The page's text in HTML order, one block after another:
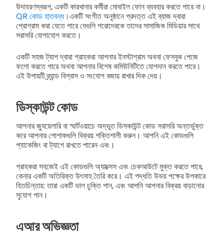
উদাহরণস্বরূপ, একটি কারখানার কর্মীরা মোবাইল ফোন ব্যবহার করতে পারে না।
QR কোড হাতবন্ধ।একটি সংগীত অনুষ্ঠানে প্রদত্ত এই ব্যাজ দ্বারা
প্রোগ্রাম করা যেতে পারে যেগুলি পরোদেরকে তাদের সামাজিক মিডিয়ার সাথে
সরাসরি যোগাযোগ করতে।
একটি সহজ ট্যাপ দ্বারা গ্রাহকরা আপনার ইনস্টাগ্রাম অথবা ফেসবুক পেজে
ফলো করতে পারে অথবা আপনার বিশেষ কমিউনিটিতে যোগদান করতে পারে।
এই উপায়টি ব্র্যান্ড বিশ্বাস ও সংযোগ বজায় রাখার দিক দেয়।
ডিস্কাউন্ট কোড
আপনার জ্যুয়েলারি বা স্মার্টওয়াচে অদ্ভুত ডিসকাউন্ট কোড সরাসরি অন্তর্ভুক্ত
করে আপনার পোশাকগুলি বিক্রয় শক্তিশালী করুন। আপনি এই কোডগুলি
প্যাকেজিং বা ট্যাগে রাখতে পারেন এবং।
গ্রাহকরা সহজেই এই কোডগুলি অ্যাক্সেস এবং চেকআউটে মুক্ত করতে পারে,
কেনার একটি অতিরিক্ত উৎসাহ তৈরি করে। এই পদ্ধতি উভয় পক্ষের উপকারে
হিতচিন্তায়: তারা একটি ভাল চুক্তি পান, এবং আপনি আপনার বিক্রয় বাড়ানোর
সুযোগ পান।
এআর অভিজ্ঞতা